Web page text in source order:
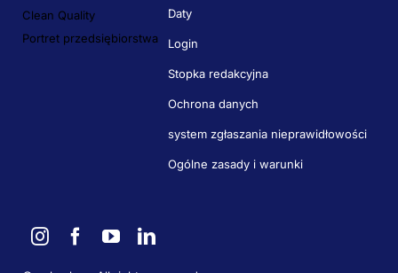
Clean Quality
Portret przedsiębiorstwa
Daty
Login
Stopka redakcyjna
Ochrona danych
system zgłaszania nieprawidłowości
Ogólne zasady i warunki